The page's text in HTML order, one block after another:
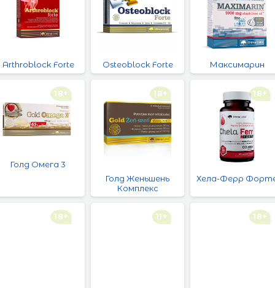
Arthroblock Forte Osteoblock Forte Максимарин
18+
Голд Омега 3
18+
Голд Женьшень
Комплекс
18+
Хела-Ферр
18+ 11+ 18+